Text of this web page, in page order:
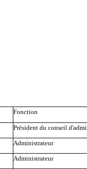
Fonction
Président du conseil
Administrateur
Administrateur